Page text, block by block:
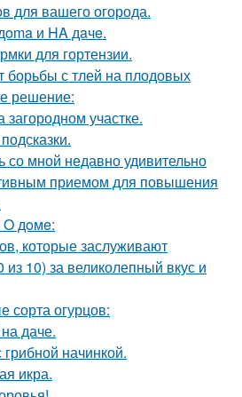
для вашего огорода.
и HA дaчe.
для гортензии.
борьбы с тлей на плодовых
решение:
загородном участке.
со мной недавно удивительно
приемом для повышения
дoмe:
которые заслуживают
10) за великолепный вкус и
сорта огурцов:
даче.
начинкой.
икра.